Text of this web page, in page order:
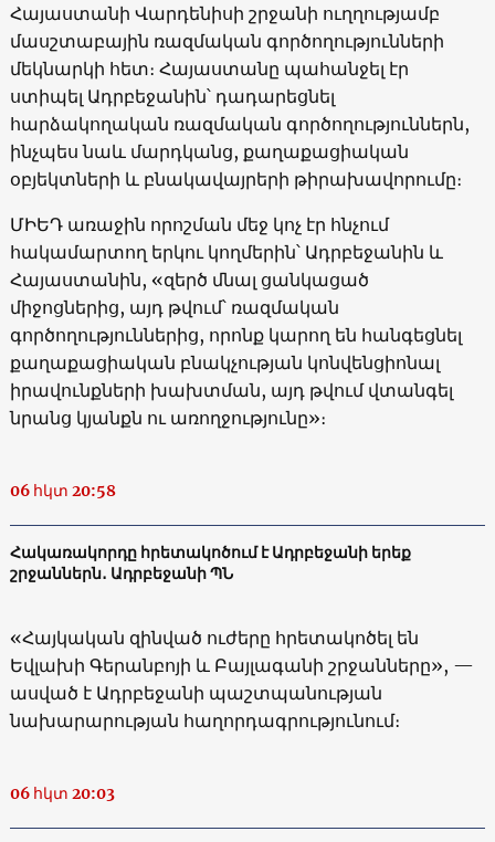
Հայաստանի Վարդենիսի շրջանի ուղղությամբ
մասշտաբային ռազմական գործողությունների
մեկնարկի հետ։ Հայաստանը պահանջել էր
ստիպել Ադրբեջանին՝ դադարեցնել
հարձակողական ռազմական գործողություններն,
ինչպես նաև մարդկանց, քաղաքացիական
օբյեկտների և բնակավայրերի թիրախավորումը։
ՄԻԵԴ առաջին որոշման մեջ կոչ էր հնչում
հակամարտող երկու կողմերին՝ Ադրբեջանին և
Հայաստանին, «զերծ մնալ ցանկացած
միջոցներից, այդ թվում՝ ռազմական
գործողություններից, որոնք կարող են հանգեցնել
քաղաքացիական բնակչության կոնվենցիոնալ
իրավունքների խախտման, այդ թվում վտանգել
նրանց կյանքն ու առողջությունը»։
06 հկտ 20:58
Հակառակորդը հրետակոծում է Ադրբեջանի երեք
շրջաններն․ Ադրբեջանի ՊՆ
«Հայկական զինված ուժերը հրետակոծել են
Եվլախի Գերանբոյի և Բայլագանի շրջանները», —
ասված է Ադրբեջանի պաշտպանության
նախարարության հաղորդագրությունում։
06 հկտ 20:03